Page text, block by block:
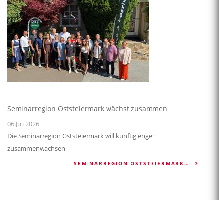
Seminarregion Oststeiermark wächst zusammen
06.Juli 2026
Die Seminarregion Oststeiermark will künftig enger
zusammenwachsen.
SEMINARREGION OSTSTEIERMARK…